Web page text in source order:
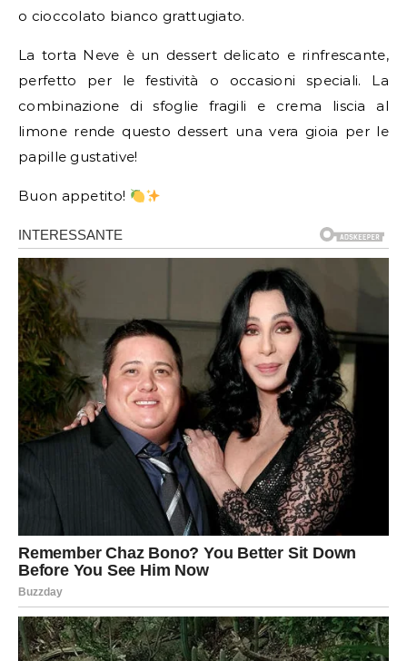
o cioccolato bianco grattugiato.
La torta Neve è un dessert delicato e rinfrescante,
perfetto per le festività o occasioni speciali. La
combinazione di sfoglie fragili e crema liscia al
limone rende questo dessert una vera gioia per le
papille gustative!
Buon appetito!